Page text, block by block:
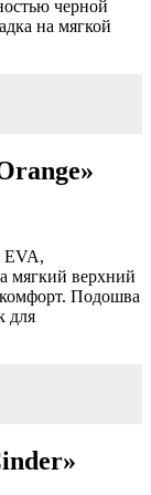
черной
на мягкой
EVA,
мягкий верхний
Подошва
для